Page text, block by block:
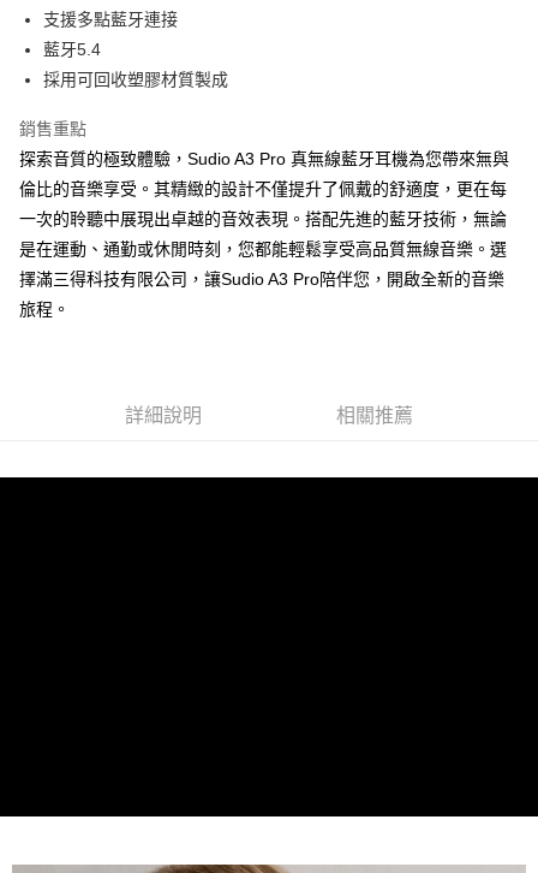
支援多點藍牙連接
藍牙5.4
採用可回收塑膠材質製成
銷售重點
探索音質的極致體驗，Sudio A3 Pro 真無線藍牙耳機為您帶來無與
倫比的音樂享受。其精緻的設計不僅提升了佩戴的舒適度，更在每
一次的聆聽中展現出卓越的音效表現。搭配先進的藍牙技術，無論
是在運動、通勤或休閒時刻，您都能輕鬆享受高品質無線音樂。選
擇滿三得科技有限公司，讓Sudio A3 Pro陪伴您，開啟全新的音樂
旅程。
詳細說明 相關推薦